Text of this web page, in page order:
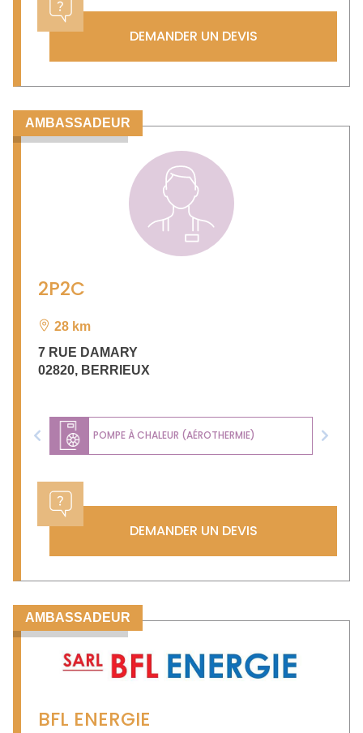
DEMANDER UN DEVIS
AMBASSADEUR
2P2C
28 km
7 RUE DAMARY
02820, BERRIEUX
POMPE À CHALEUR (AÉROTHERMIE)
Previous Next
DEMANDER UN DEVIS
AMBASSADEUR
BFL ENERGIE